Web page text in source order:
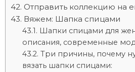
Отправить коллекцию на
Вяжем: Шапка спицами
Шапки спицами для
описания, современные
Три причины, почему
вязать шапки спицами: